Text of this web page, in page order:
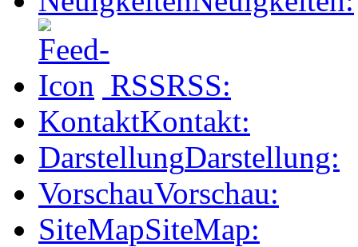
RSSRSS:
KontaktKontakt:
DarstellungDarstellung:
VorschauVorschau:
SiteMapSiteMap: